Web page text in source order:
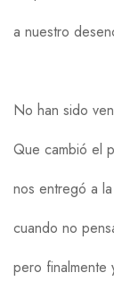
a nuestro
No han sido
Que cambió el
nos entregó a
cuando no
pero finalmente